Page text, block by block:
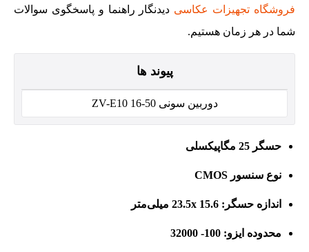
فروشگاه تجهیزات عکاسی دیدنگار راهنما و پاسخگوی سوالات
شما در هر زمان هستیم.
پیوند ها
دوربین سونی ZV-E10 16-50
حسگر 25 مگاپیکسلی
نوع سنسور CMOS
اندازه حسگر: 23.5x 15.6 میلی‌متر
محدوده ایزو: 100- 32000